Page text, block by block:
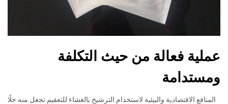
عملية فعالة من حيث التكلفة
ومستدامة
المنافع الاقتصادية والبيئية لاستخدام الترشيح بالغشاء للتعقيم تجعل منه حلًا